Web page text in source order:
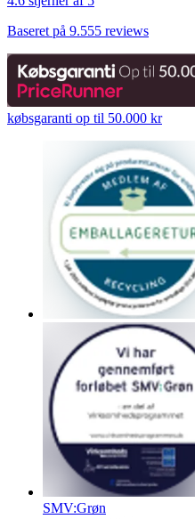
Baseret på 9.555 reviews
købsgaranti op til 50.000 kr
SMV:Grøn